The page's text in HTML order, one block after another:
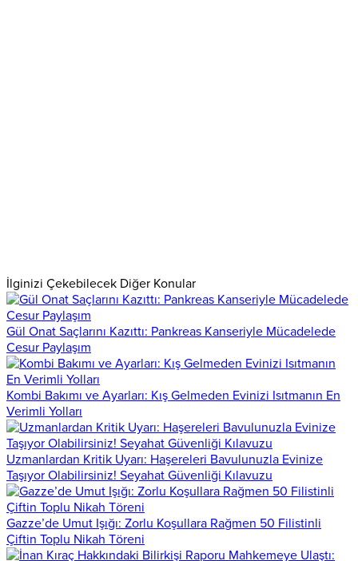
İlginizi Çekebilecek Diğer Konular
Gül Onat Saçlarını Kazıttı: Pankreas Kanseriyle Mücadelede
Cesur Paylaşım
Kombi Bakımı ve Ayarları: Kış Gelmeden Evinizi Isıtmanın En
Verimli Yolları
Uzmanlardan Kritik Uyarı: Haşereleri Bavulunuzla Evinize
Taşıyor Olabilirsiniz! Seyahat Güvenliği Kılavuzu
Gazze’de Umut Işığı: Zorlu Koşullara Rağmen 50 Filistinli
Çiftin Toplu Nikah Töreni